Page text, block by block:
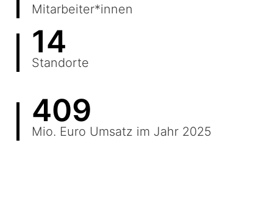
Mitarbeiter*innen
14
Standorte
409
Mio. Euro Umsatz im Jahr 2025